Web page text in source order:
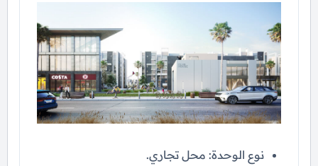
نوع الوحدة: محل تجاري.